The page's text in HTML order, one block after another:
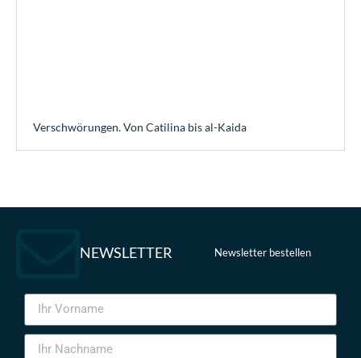
Verschwörungen. Von Catilina bis al-Kaida
NEWSLETTER Newsletter bestellen